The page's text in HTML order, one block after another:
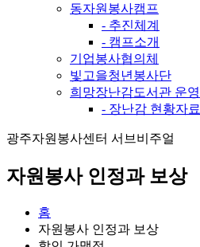
동자원봉사캠프
- 추진체계
- 캠프소개
기업봉사협의체
빛고을청년봉사단
희망장난감도서관 운영
- 장난감 현황자료
광주자원봉사센터 서브비주얼
자원봉사 인정과 보상
홈
자원봉사 인정과 보상